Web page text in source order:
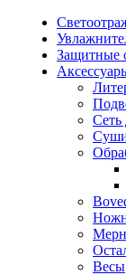
Защитные
Сеть
Весы